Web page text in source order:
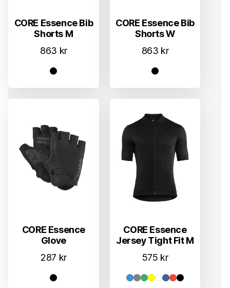
CORE Essence Bib
Shorts M
863 kr
CORE Essence Bib
Shorts W
863 kr
CORE Essence
Glove
287 kr
CORE Essence
Jersey Tight Fit M
575 kr